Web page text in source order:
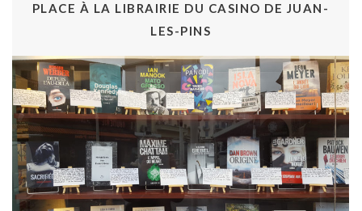
PLACE À LA LIBRAIRIE DU CASINO DE JUAN-
LES-PINS